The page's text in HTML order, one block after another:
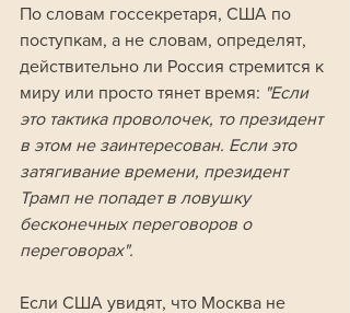
По словам госсекретаря, США по
поступкам, а не словам, определят,
действительно ли Россия стремится к
миру или просто тянет время: "Если
это тактика проволочек, то президент
в этом не заинтересован. Если это
затягивание времени, президент
Трамп не попадет в ловушку
бесконечных переговоров о
переговорах".
Если США увидят, что Москва не